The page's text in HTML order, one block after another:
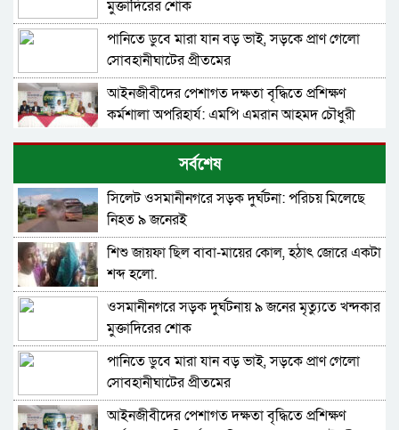
মুক্তাদিরের শোক
পানিতে ডুবে মারা যান বড় ভাই, সড়কে প্রাণ গেলো
সোবহানীঘাটের প্রীতমের
আইনজীবীদের পেশাগত দক্ষতা বৃদ্ধিতে প্রশিক্ষণ
কর্মশালা অপরিহার্য: এমপি এমরান আহমদ চৌধুরী
নিরাপত্তাহীন বিছানাকান্দি বাস্তবায়ন হয়নি ইকোপার্কের
সিলেটে দুর্ঘটনায় আহতদের দেখতে ওসমানী
হাসপাতালে মহানগর জামায়াত নেতৃবৃন্দ
৫ বন্ধু সিলেটে এসেছিলেন ঘুরতে, ফেরার পথে
দুর্ঘটনায় মারা যান সাইফুল
সিলেটের সড়ক দুর্ঘটনায় বাউল শিল্পী পেহেলী ভৈরবী
নিহত
সবুজ বাংলাদেশ গড়ার প্রত্যয়ে সিলেটে বাবৌযুপ’র
দ্বিতীয় পর্যায়ে বৃক্ষরোপণ কর্মসূচি সম্পন্ন
সিলেটে ইউনিক ও বেঙ্গল পরিবহনের দুই বাসের
সর্বশেষ
সিলেট ওসমানীনগরে সড়ক দুর্ঘটনা: পরিচয় মিলেছে
নিহত ৯ জনেরই
শিশু জায়ফা ছিল বাবা-মায়ের কোল, হঠাৎ জোরে একটা
শব্দ হলো.
ওসমানীনগরে সড়ক দুর্ঘটনায় ৯ জনের মৃত্যুতে খন্দকার
মুক্তাদিরের শোক
পানিতে ডুবে মারা যান বড় ভাই, সড়কে প্রাণ গেলো
সোবহানীঘাটের প্রীতমের
আইনজীবীদের পেশাগত দক্ষতা বৃদ্ধিতে প্রশিক্ষণ